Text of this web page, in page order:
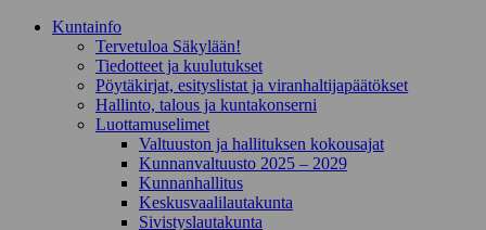
Kunta­info
Tervetuloa Säkylään!
Tiedotteet ja kuulutukset
Pöytäkirjat, esityslistat ja viranhaltijapäätökset
Hallinto, talous ja kuntakonserni
Luottamuselimet
Valtuuston ja hallituksen kokousajat
Kunnanvaltuusto 2025 – 2029
Kunnanhallitus
Keskusvaalilautakunta
Sivistyslautakunta